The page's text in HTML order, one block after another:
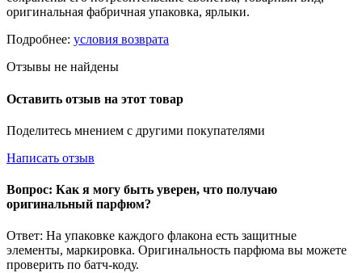
оригинальная фабричная упаковка, ярлыки.
Подробнее: условия возврата
Отзывы не найдены
Оставить отзыв на этот товар
Поделитесь мнением с другими покупателями
Написать отзыв
Вопрос: Как я могу быть уверен, что получаю
оригинальный парфюм?
Ответ: На упаковке каждого флакона есть защитные
элементы, маркировка. Оригинальность парфюма вы можете
проверить по батч-коду.